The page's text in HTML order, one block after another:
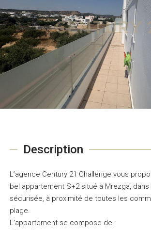
Description
L’agence Century 21 Challenge vous
bel appartement S+2 situé à Mrezga,
sécurisée, à proximité de toutes les
plage.
L’appartement se compose de :